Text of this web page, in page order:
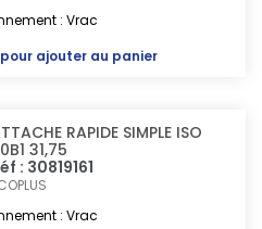
: Vrac
pour ajouter au panier
RAPIDE SIMPLE ISO
31,75
: 30819161
: Vrac